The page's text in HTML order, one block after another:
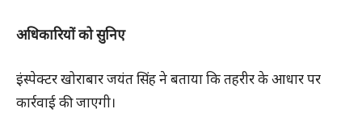
अधिकारियों को सुनिए
इंस्पेक्टर खोराबार जयंत सिंह ने बताया कि तहरीर के आधार पर
कार्रवाई की जाएगी।